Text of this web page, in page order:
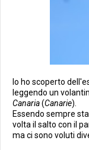
Io ho scoperto
leggendo un
Canaria(Canarie).
Essendo sempre
volta il salto con il
ma ci sono voluti